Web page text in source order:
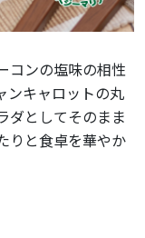
コンの塩味の相性
ンキャロットの丸
ダとしてそのまま
りと食卓を華やか